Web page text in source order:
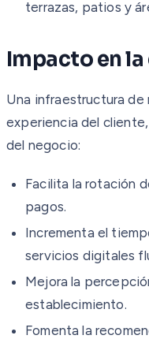
terrazas, patios y
Impacto en
Una infraestructura de
experiencia del
del negocio:
Facilita la rotación
pagos.
Incrementa el
servicios digitales
Mejora la
establecimiento.
Fomenta la